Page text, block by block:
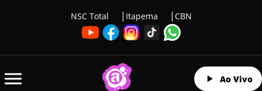
NSC Total Itapema CBN
Ao Vivo